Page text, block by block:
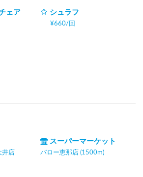
ェア シュラフ
¥660/回
井店
スーパーマーケット
バロー恵那店 (1500m)